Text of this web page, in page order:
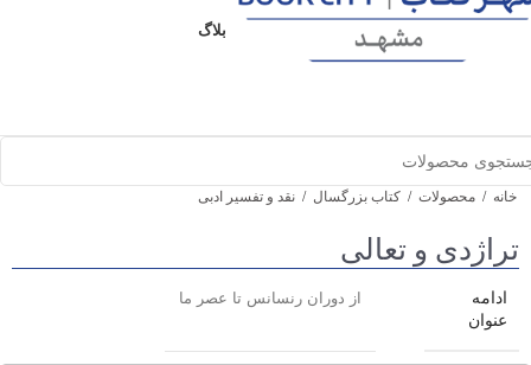
بلاگ
خانه / محصولات / کتاب بزرگسال / نقد و تفسیر ادبی
تراژدی و تعالی
ادامه
عنوان
از دوران رنسانس تا عصر ما